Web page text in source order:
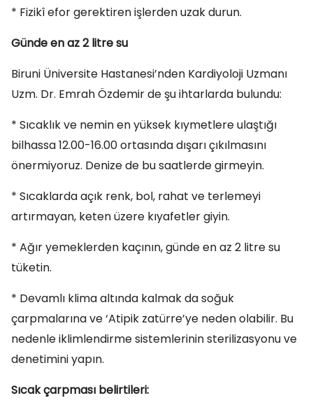
* Fizikî efor gerektiren işlerden uzak durun.
Günde en az 2 litre su
Biruni Üniversite Hastanesi’nden Kardiyoloji Uzmanı
Uzm. Dr. Emrah Özdemir de şu ihtarlarda bulundu:
* Sıcaklık ve nemin en yüksek kıymetlere ulaştığı
bilhassa 12.00-16.00 ortasında dışarı çıkılmasını
önermiyoruz. Denize de bu saatlerde girmeyin.
* Sıcaklarda açık renk, bol, rahat ve terlemeyi
artırmayan, keten üzere kıyafetler giyin.
* Ağır yemeklerden kaçının, günde en az 2 litre su
tüketin.
* Devamlı klima altında kalmak da soğuk
çarpmalarına ve ‘Atipik zatürre’ye neden olabilir. Bu
nedenle iklimlendirme sistemlerinin sterilizasyonu ve
denetimini yapın.
Sıcak çarpması belirtileri: